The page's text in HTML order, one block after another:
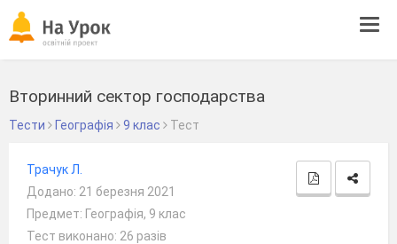
Вторинний сектор господарства
Тести Географія 9 клас Тест
Трачук Л.
Додано: 21 березня 2021
Предмет: Географія, 9 клас
Тест виконано: 26 разів